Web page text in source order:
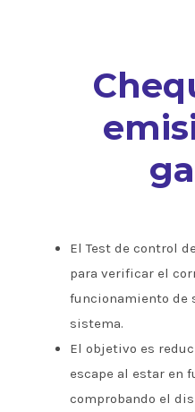
El Test de control
para verificar el
funcionamiento de
sistema.
El objetivo es
escape al estar en
comprobando el